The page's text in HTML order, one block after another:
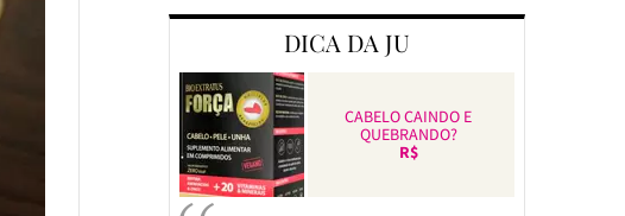
DICA DA JU
CABELO CAINDO E
QUEBRANDO?
R$